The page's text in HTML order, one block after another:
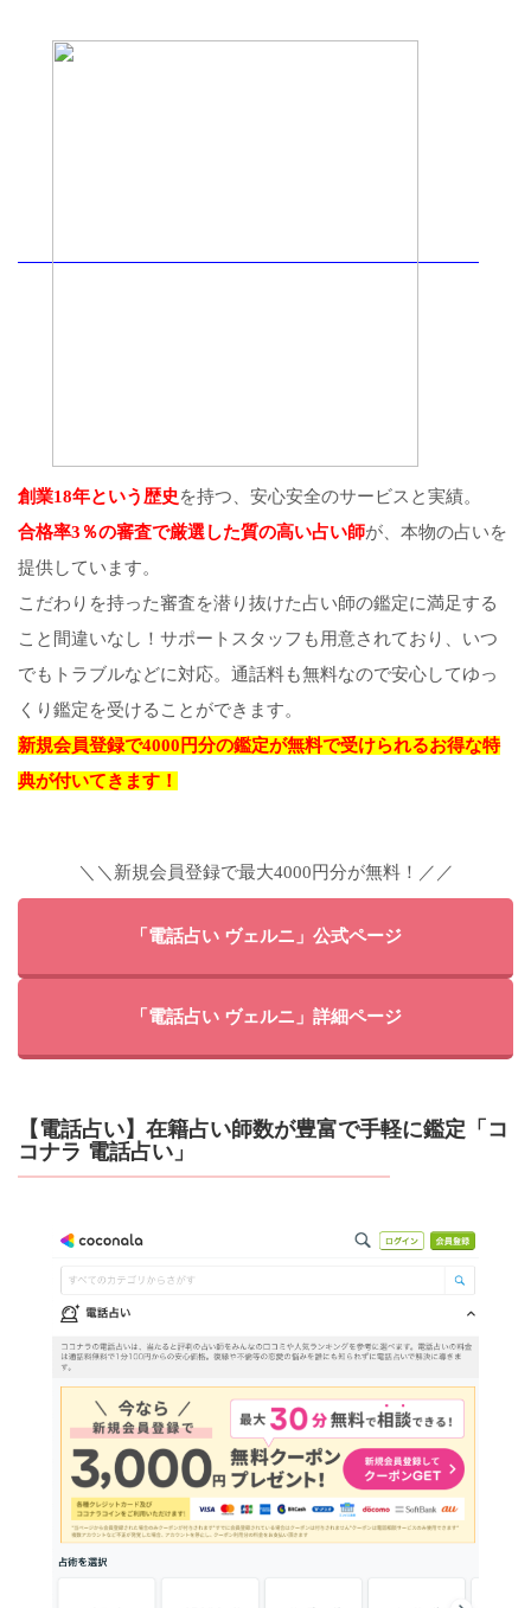
創業18年という歴史を持つ、安心安全のサービスと実績。
合格率3％の審査で厳選した質の高い占い師が、本物の占いを
提供しています。
こだわりを持った審査を潜り抜けた占い師の鑑定に満足する
こと間違いなし！サポートスタッフも用意されており、いつ
でもトラブルなどに対応。通話料も無料なので安心してゆっ
くり鑑定を受けることができます。
新規会員登録で4000円分の鑑定が無料で受けられるお得な特
典が付いてきます！
＼＼新規会員登録で最大4000円分が無料！／／
「電話占い ヴェルニ」公式ページ
「電話占い ヴェルニ」詳細ページ
【電話占い】在籍占い師数が豊富で手軽に鑑定「コ
コナラ 電話占い」